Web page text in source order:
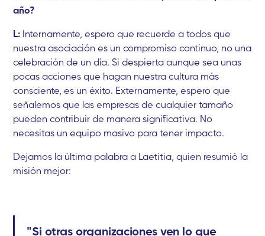
año?
L: Internamente, espero que recuerde a todos que
nuestra asociación es un compromiso continuo, no una
celebración de un día. Si despierta aunque sea unas
pocas acciones que hagan nuestra cultura más
consciente, es un éxito. Externamente, espero que
señalemos que las empresas de cualquier tamaño
pueden contribuir de manera significativa. No
necesitas un equipo masivo para tener impacto.
Dejamos la última palabra a Laetitia, quien resumió la
misión mejor:
"Si otras organizaciones ven lo que